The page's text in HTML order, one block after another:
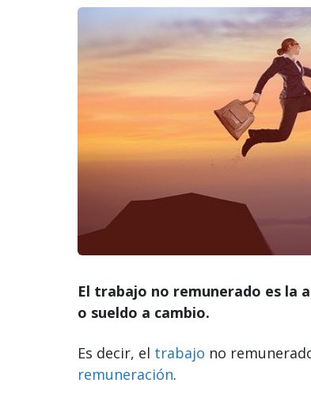
El trabajo no remunerado es la
o sueldo a cambio.
Es decir, el trabajo no
remuneración.